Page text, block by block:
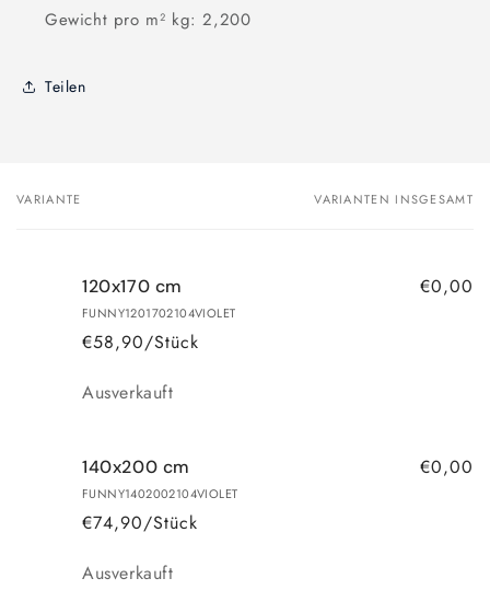
Gewicht pro m² kg: 2,200
Teilen
Dein
VARIANTE VARIANTEN INSGESAMT
120x170 cm
FUNNY1201702104VIOLET
€58,90/Stück
€0,00
Anzahl
Ausverkauft
140x200 cm
FUNNY1402002104VIOLET
€74,90/Stück
€0,00
Anzahl
Ausverkauft